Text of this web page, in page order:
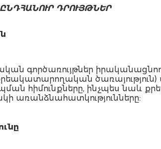
ԸՆԴՀԱՆՈՒՐ ԴՐՈՒՅԹՆԵՐ
գործառույթներ
ծառայություն)
հիմունքները, ինչպես նաև
առանձնահատկությունները: